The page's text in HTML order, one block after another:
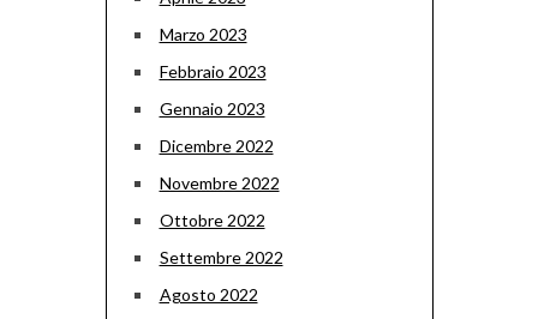
Marzo 2023
Febbraio 2023
Gennaio 2023
Dicembre 2022
Novembre 2022
Ottobre 2022
Settembre 2022
Agosto 2022